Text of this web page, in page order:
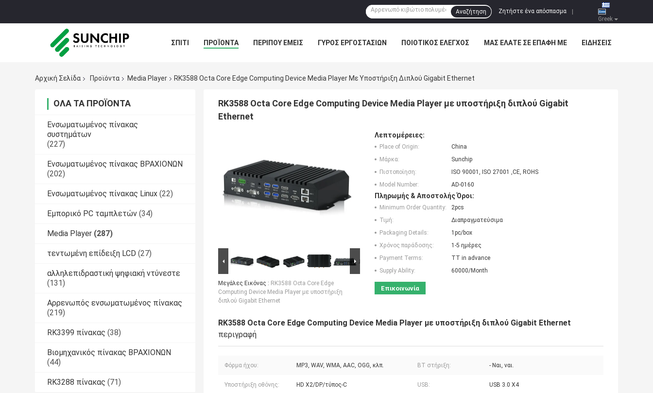
Greek
Ζητήστε ένα απόσπασμα
Αναζήτηση
ΣΠΊΤΙ ΠΡΟΪΌΝΤΑ ΠΕΡΊΠΟΥ ΕΜΕΊΣ ΓΎΡΟΣ ΕΡΓΟΣΤΑΣΊΩΝ ΠΟΙΟΤΙΚΌΣ ΈΛΕΓΧΟΣ ΜΑΣ ΕΛΆΤΕ ΣΕ ΕΠΑΦΉ ΜΕ ΕΙΔΉΣΕΙΣ
Αρχική Σελίδα
Προϊόντα Media Player RK3588 Octa Core Edge Computing Device Media Player Με Υποστήριξη Διπλού Gigabit Ethernet
ΌΛΑ ΤΑ ΠΡΟΪΌΝΤΑ
Ενσωματωμένος πίνακας
συστημάτων
(227)
Ενσωματωμένος πίνακας ΒΡΑΧΙΟΝΩΝ
(202)
Ενσωματωμένος πίνακας Linux (22)
Εμπορικό PC ταμπλετών (34)
Media Player (287)
τεντωμένη επίδειξη LCD (27)
αλληλεπιδραστική ψηφιακή ντύνεστε
(131)
Αρρενωπός ενσωματωμένος πίνακας
(219)
RK3399 πίνακας (38)
Βιομηχανικός πίνακας ΒΡΑΧΙΟΝΩΝ
(44)
RK3288 πίνακας (71)
RK3588 Octa Core Edge Computing Device Media Player με υποστήριξη διπλού Gigabit
Ethernet
Μεγάλες Εικόνας : RK3588 Octa Core Edge
Computing Device Media Player με υποστήριξη
διπλού Gigabit Ethernet
Λεπτομέρειες:
Place of Origin:
China
Μάρκα:
Sunchip
Πιστοποίηση:
ISO 90001, ISO 27001 ,CE, ROHS
Model Number:
AD-0160
Πληρωμής & Αποστολής Όροι:
Minimum Order Quantity:
2pcs
Τιμή:
Διαπραγματεύσιμα
Packaging Details:
1pc/box
Χρόνος παράδοσης:
1-5 ημέρες
Payment Terms:
TT in advance
Supply Ability:
60000/Month
Επικοινωνία
RK3588 Octa Core Edge Computing Device Media Player με υποστήριξη διπλού Gigabit Ethernet
περιγραφή
Φόρμα ήχου: MP3, WAV, WMA, AAC, OGG, κλπ. BT στήριξη: - Ναι, ναι.
Υποστήριξη οθόνης: HD X2/DP/τύπος-C USB: USB 3.0 X4